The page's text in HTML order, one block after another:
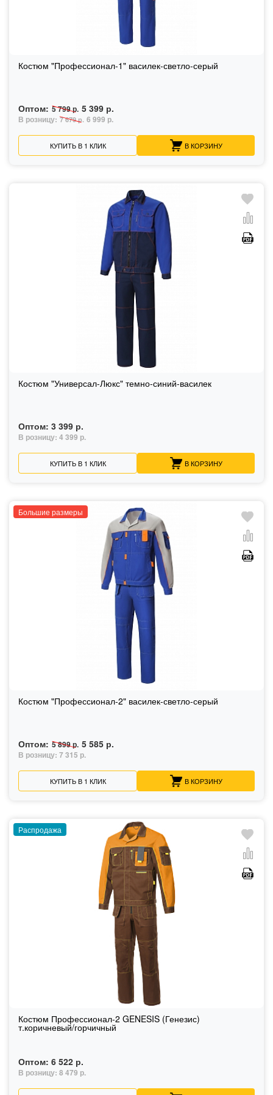
Костюм "Профессионал-1" василек-светло-серый
Оптом: 5 799 р. 5 399 р.
В розницу: 7 679 р. 6 999 р.
КУПИТЬ В 1 КЛИК В КОРЗИНУ
Костюм "Универсал-Люкс" темно-синий-василек
Оптом: 3 399 р.
В розницу: 4 399 р.
КУПИТЬ В 1 КЛИК В КОРЗИНУ
Большие размеры
Костюм "Профессионал-2" василек-светло-серый
Оптом: 5 899 р. 5 585 р.
В розницу: 7 315 р.
КУПИТЬ В 1 КЛИК В КОРЗИНУ
Распродажа
Костюм Профессионал-2 GENESIS (Генезис)
т.коричневый/горчичный
Оптом: 6 522 р.
В розницу: 8 479 р.